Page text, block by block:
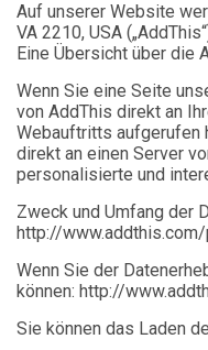
Auf unserer Website
VA 2210, USA
Eine Übersicht über die
Wenn Sie eine Seite
von AddThis direkt an
Webauftritts aufgerufen
direkt an einen Server
personalisierte und
Zweck und Umfang der
http://
Wenn Sie der
können: http://
Sie können das Laden